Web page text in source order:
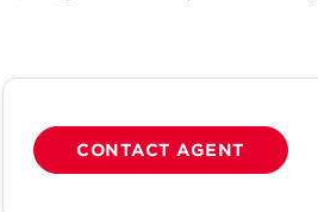
CONTACT AGENT